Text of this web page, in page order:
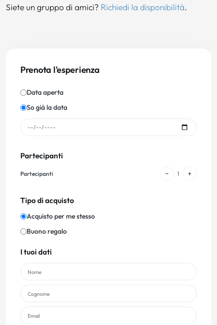
Siete un gruppo di amici? Richiedi la disponibilità.
Prenota l'esperienza
Data aperta
So già la data
Partecipanti
Partecipanti − 1 +
Tipo di acquisto
Acquisto per me stesso
Buono regalo
I tuoi dati